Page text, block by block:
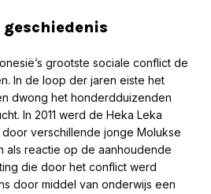
geschiedenis
grootste sociale conflict de
In de loop der jaren eiste het
dwong het honderdduizenden
In 2011 werd de Heka Leka
verschillende jonge Molukse
als reactie op de aanhoudende
die door het conflict werd
door middel van onderwijs een